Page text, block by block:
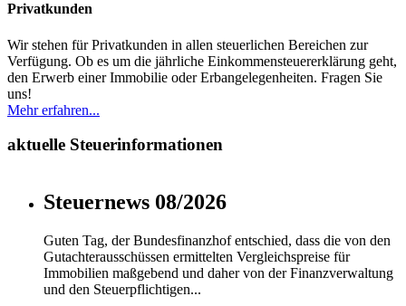
Privatkunden
Wir stehen für Privatkunden in allen steuerlichen Bereichen zur
Verfügung. Ob es um die jährliche Einkommensteuererklärung geht,
den Erwerb einer Immobilie oder Erbangelegenheiten. Fragen Sie
uns!
Mehr erfahren...
aktuelle Steuerinformationen
Steuernews 08/2026
Guten Tag, der Bundesfinanzhof entschied, dass die von den
Gutachterausschüssen ermittelten Vergleichspreise für
Immobilien maßgebend und daher von der Finanzverwaltung
und den Steuerpflichtigen...